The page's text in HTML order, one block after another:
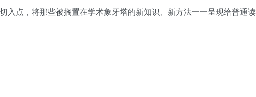
入点，将那些被搁置在学术象牙塔的新知识、新方法一一呈现给普通读